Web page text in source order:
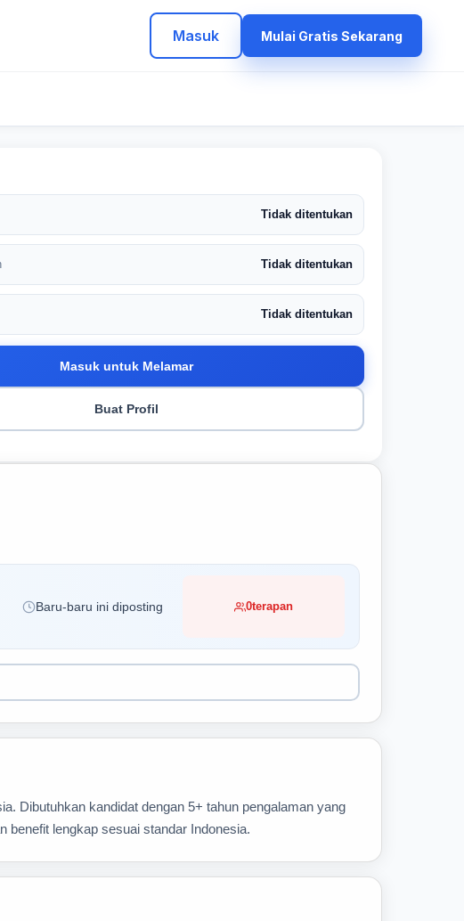
Masuk Mulai Gratis Sekarang
Baru-baru ini diposting 0terapan
Dibutuhkan kandidat dengan 5+ tahun pengalaman yang
benefit lengkap sesuai standar Indonesia.
Tidak ditentukan
Tidak ditentukan
Tidak ditentukan
Masuk untuk Melamar
Buat Profil